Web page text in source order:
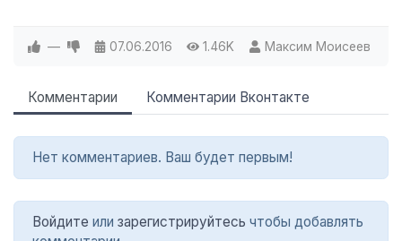
— 07.06.2016 1.46K Максим Моисеев
Комментарии Комментарии Вконтакте
Нет комментариев. Ваш будет первым!
Войдите или зарегистрируйтесь чтобы добавлять